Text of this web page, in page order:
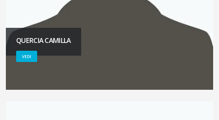
QUERCIA CAMILLA
VEDI